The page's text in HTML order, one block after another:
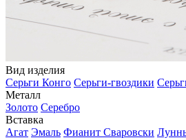
Вид изделия
Серьги Конго Серьги-гвоздики
Металл
Золото Серебро
Вставка
Агат Эмаль Фианит Сваровски